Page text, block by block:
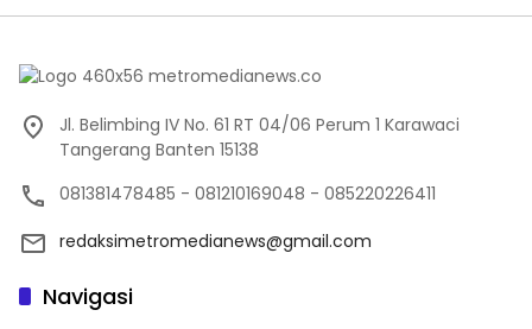
Jl. Belimbing IV No. 61 RT 04/06 Perum 1 Karawaci
Tangerang Banten 15138
081381478485 - 081210169048 - 085220226411
redaksimetromedianews@gmail.com
Navigasi